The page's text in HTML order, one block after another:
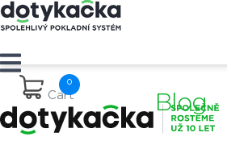
Cart Blog